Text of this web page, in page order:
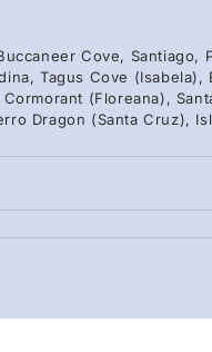
Cove, Santiago,
Tagus Cove (Isabela),
(Floreana),
Dragon (Santa Cruz),